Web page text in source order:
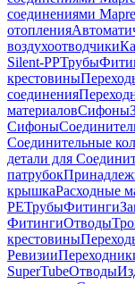
соединениями
отопления
воздухоотводчики
Silent-PPТрубы
крестовины
соединения
материаловСифоны
Сифоны
Соединительные
детали для
патрубок
крышкаРасходные
PEТрубыФитинги
ФитингиОтводы
крестовины
Ревизии
SuperTubeОтводы